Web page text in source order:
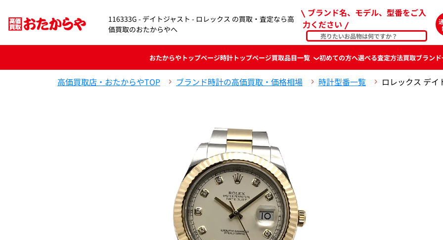
116333G - デイトジャスト - ロレックス の買取・査定なら高
価買取のおたからやへ
ブランド名、モデル、型番をご入
力ください
おたからやトップページ時計トップページ買取品目一覧 初めての方へ選べる査定方法買取ブラン
高価買取店・おたからやTOP ブランド時計の高価買取・価格相場 時計型番一覧 ロレックス デイ